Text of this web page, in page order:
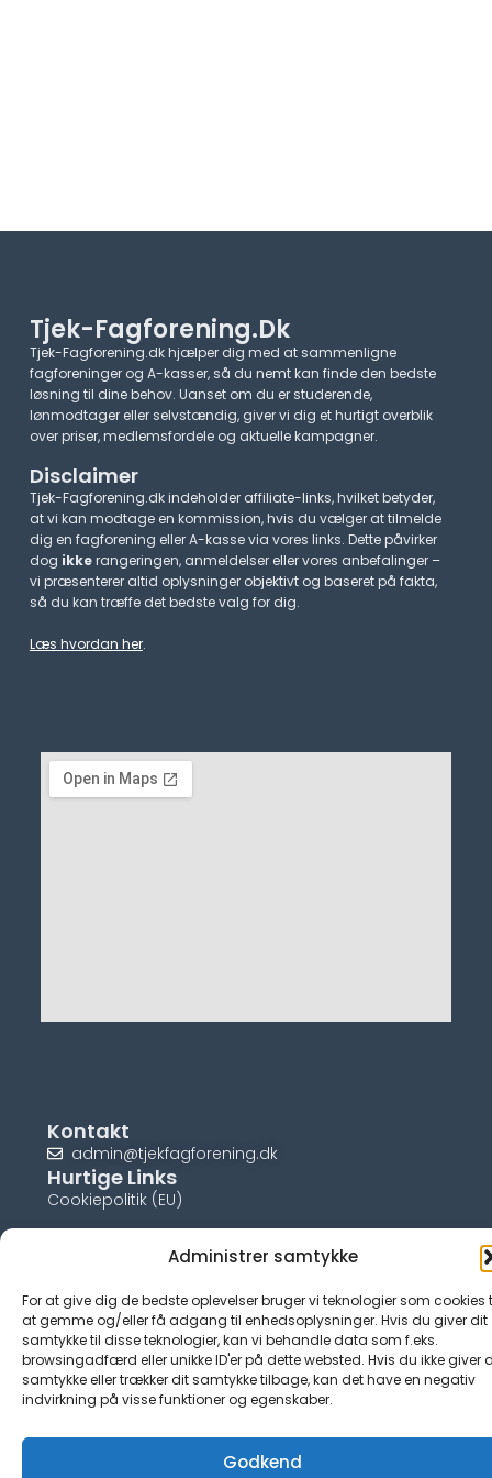
Administrer samtykke
For at give dig de bedste oplevelser bruger vi teknologier som cookies
at gemme og/eller få adgang til enhedsoplysninger. Hvis du giver dit
samtykke til disse teknologier, kan vi behandle data som f.eks.
browsingadfærd eller unikke ID'er på dette websted. Hvis du ikke giver
samtykke eller trækker dit samtykke tilbage, kan det have en negativ
indvirkning på visse funktioner og egenskaber.
Godkend
Tjek-Fagforening.dk
Tjek-Fagforening.dk hjælper dig med at sammenligne
fagforeninger og A-kasser, så du nemt kan finde den bedste
løsning til dine behov. Uanset om du er studerende,
lønmodtager eller selvstændig, giver vi dig et hurtigt overblik
over priser, medlemsfordele og aktuelle kampagner.​
Disclaimer
Tjek-Fagforening.dk indeholder affiliate-links, hvilket betyder,
at vi kan modtage en kommission, hvis du vælger at tilmelde
dig en fagforening eller A-kasse via vores links. Dette påvirker
dog ikkerangeringen, anmeldelser eller vores anbefalinger –
vi præsenterer altid oplysninger objektivt og baseret på fakta,
så du kan træffe det bedste valg for dig.
Læs hvordan her.
Kontakt
admin@tjekfagforening.dk
Hurtige Links
Cookiepolitik (EU)
© tjek-fagforening.dk